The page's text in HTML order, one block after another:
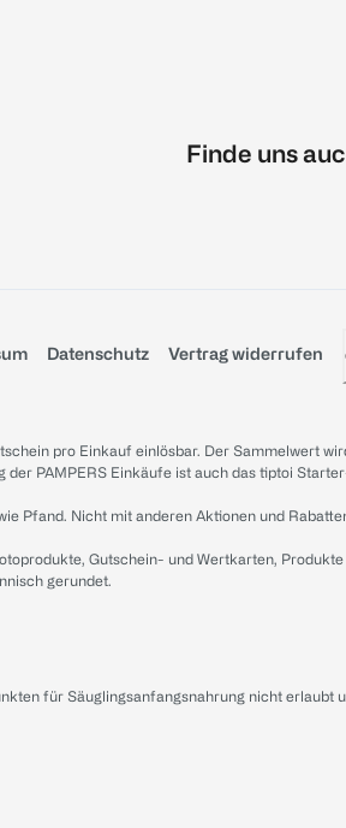
Finde uns
Datenschutz Vertrag widerrufen
pro Einkauf einlösbar. Der Sammelwert
der PAMPERS Einkäufe ist auch das tiptoi
Pfand. Nicht mit anderen Aktionen und
Gutschein- und Wertkarten,
gerundet.
für Säuglingsanfangsnahrung nicht erlaubt